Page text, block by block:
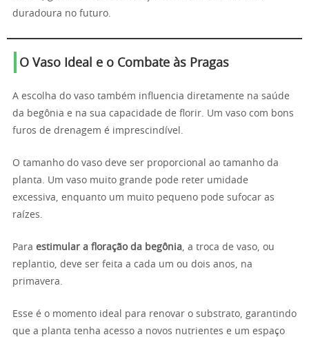
duradoura no futuro.
O Vaso Ideal e o Combate às Pragas
A escolha do vaso também influencia diretamente na saúde
da begônia e na sua capacidade de florir. Um vaso com bons
furos de drenagem é imprescindível.
O tamanho do vaso deve ser proporcional ao tamanho da
planta. Um vaso muito grande pode reter umidade
excessiva, enquanto um muito pequeno pode sufocar as
raízes.
Para estimular a floração da begônia, a troca de vaso, ou
replantio, deve ser feita a cada um ou dois anos, na
primavera.
Esse é o momento ideal para renovar o substrato, garantindo
que a planta tenha acesso a novos nutrientes e um espaço